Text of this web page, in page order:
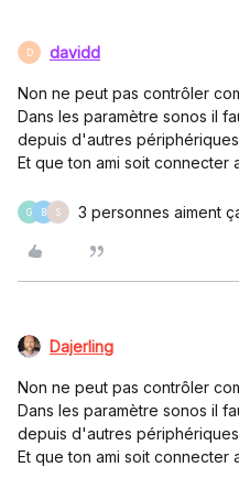
D davidd
Non ne peut pas contrôler
Dans les paramètre sonos il
depuis d'autres
Et que ton ami soit connecter
G B S 3 personnes aiment
Dajerling
Non ne peut pas contrôler
Dans les paramètre sonos il
depuis d'autres
Et que ton ami soit connecter